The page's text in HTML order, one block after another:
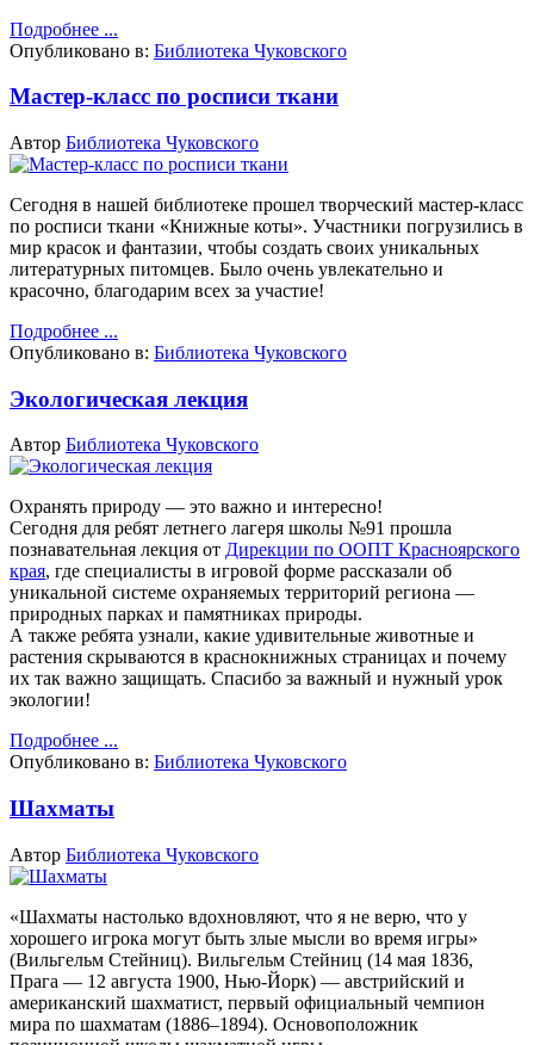
Подробнее ...
Опубликовано в: Библиотека Чуковского
Мастер-класс по росписи ткани
Автор Библиотека Чуковского
Сегодня в нашей библиотеке прошел творческий мастер-класс
по росписи ткани «Книжные коты». Участники погрузились в
мир красок и фантазии, чтобы создать своих уникальных
литературных питомцев. Было очень увлекательно и
красочно, благодарим всех за участие!
Подробнее ...
Опубликовано в: Библиотека Чуковского
Экологическая лекция
Автор Библиотека Чуковского
Охранять природу — это важно и интересно!
Сегодня для ребят летнего лагеря школы №91 прошла
познавательная лекция от Дирекции по ООПТ Красноярского
края, где специалисты в игровой форме рассказали об
уникальной системе охраняемых территорий региона —
природных парках и памятниках природы.
А также ребята узнали, какие удивительные животные и
растения скрываются в краснокнижных страницах и почему
их так важно защищать. Спасибо за важный и нужный урок
экологии!
Подробнее ...
Опубликовано в: Библиотека Чуковского
Шахматы
Автор Библиотека Чуковского
«Шахматы настолько вдохновляют, что я не верю, что у
хорошего игрока могут быть злые мысли во время игры»
(Вильгельм Стейниц). Вильгельм Стейниц (14 мая 1836,
Прага — 12 августа 1900, Нью-Йорк) — австрийский и
американский шахматист, первый официальный чемпион
мира по шахматам (1886–1894). Основоположник